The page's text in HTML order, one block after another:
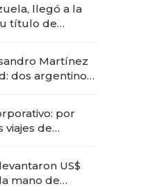
llegó a la
título de
premium"Martínez
dos argentinos
por
viajes de
US$
mano de